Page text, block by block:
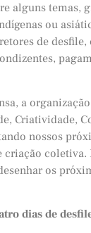
alguns temas,
ou
de
a
Criatividade,
nossos
criação
os
dias de